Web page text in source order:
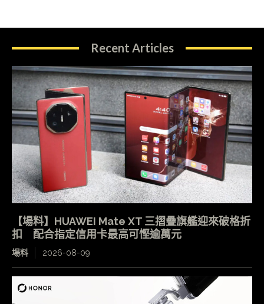
Recent Articles
【場料】HUAWEI Mate XT 三摺疊旗艦迎來破格折
扣 配合指定信用卡最高可慳逾萬元
場料 2026-08-09